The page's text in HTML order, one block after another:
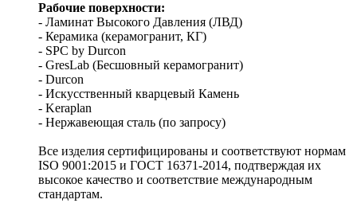
Рабочие поверхности:
- Ламинат Высокого Давления (ЛВД)
- Керамика (керамогранит, КГ)
- SPC by Durcon
- GresLab (Бесшовный керамогранит)
- Durcon
- Искусственный кварцевый Камень
- Keraplan
- Нержавеющая сталь (по запросу)
Все изделия сертифицированы и соответствуют нормам
ISO 9001:2015 и ГОСТ 16371-2014, подтверждая их
высокое качество и соответствие международным
стандартам.